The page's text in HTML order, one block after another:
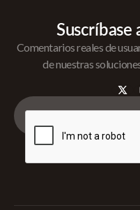
Suscríbase
Comentarios reales de
de nuestras